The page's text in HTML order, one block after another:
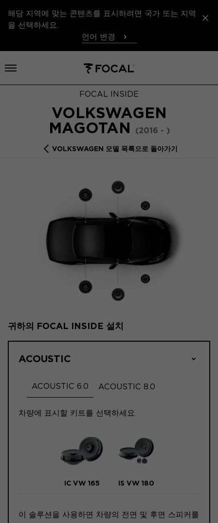
해당 지역에 맞는 콘텐츠를 표시하려면 국가 또는 지역
을 선택하세요.
언어 변경
메뉴 열기
FOCAL INSIDE
VOLKSWAGEN
MAGOTAN
(2016 - )
VOLKSWAGEN 모델 목록으로 돌아가기
귀하의 FOCAL INSIDE 설치
ACOUSTIC
ACOUSTIC 6.0 ACOUSTIC 8.0
차량에 표시할 키트를 선택하세요.
IC VW 165 IS VW 180
이 솔루션을 사용하면 차량의 전면 및 후면 스피커를